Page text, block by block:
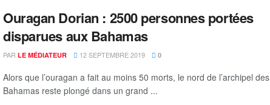
Ouragan Dorian : 2500 personnes portées
disparues aux Bahamas
PAR LE MÉDIATEUR 12 SEPTEMBRE 2019 0
Alors que l’ouragan a fait au moins 50 morts, le nord de l’archipel des
Bahamas reste plongé dans un grand ...